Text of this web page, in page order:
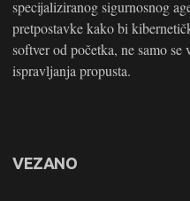
specijaliziranog sigurnosnog
pretpostavke kako bi
softver od početka, ne samo
ispravljanja propusta.
VEZANO